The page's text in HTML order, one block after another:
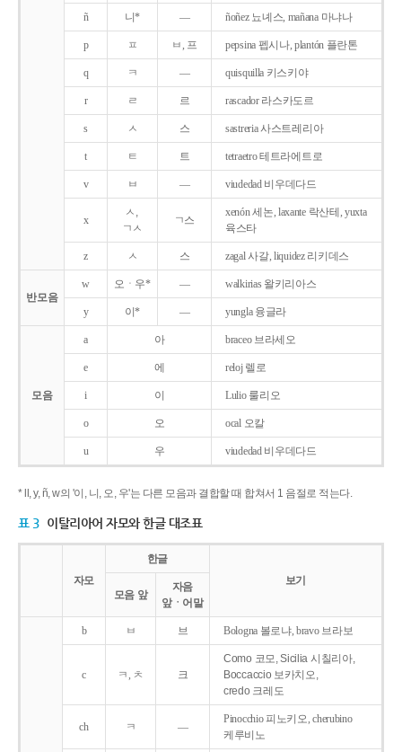
ñ 니* ― ñoñez 뇨녜스, mañana 마냐나
p ㅍ ㅂ, 프 pepsina 펩시나, plantón 플란톤
q ㅋ ― quisquilla 키스키야
r ㄹ 르 rascador 라스카도르
s ㅅ 스 sastreria 사스트레리아
t ㅌ 트 tetraetro 테트라에트로
v ㅂ ― viudedad 비우데다드
x
ㅅ,
ㄱㅅ
ㄱ스
xenón 세논, laxante 락산테, yuxta
육스타
z ㅅ 스 zagal 사갈, liquidez 리키데스
반모음
w 오ㆍ우* ― walkirias 왈키리아스
y 이* ― yungla 융글라
모음
a 아 braceo 브라세오
e 에 reloj 렐로
i 이 Lulio 룰리오
o 오 ocal 오칼
u 우 viudedad 비우데다드
* ll, y, ñ, w의 '이, 니, 오, 우'는 다른 모음과 결합할 때 합쳐서 1 음절로 적는다.
표 3 이탈리아어 자모와 한글 대조표
자모
한글
보기
모음 앞
자음
앞ㆍ어말
b ㅂ 브 Bologna 볼로냐, bravo 브라보
c ㅋ, ㅊ 크
Como 코모, Sicilia 시칠리아,
Boccaccio 보카치오,
credo 크레도
ch ㅋ ―
Pinocchio 피노키오, cherubino
케루비노